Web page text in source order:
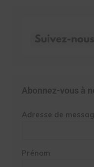
Abonnez-vous à
Adresse de
Prénom